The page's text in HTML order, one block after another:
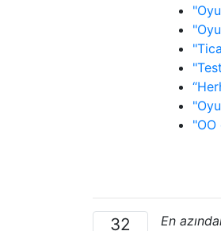
"OO
32 En